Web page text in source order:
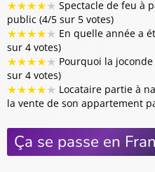
★★★★★ Spectacle de feu à
public (4/5 sur 5 votes)
★★★★★ En quelle année a
sur 4 votes)
★★★★★ Pourquoi la
sur 4 votes)
★★★★★ Locataire partie à
la vente de son appartement
Ça se passe en